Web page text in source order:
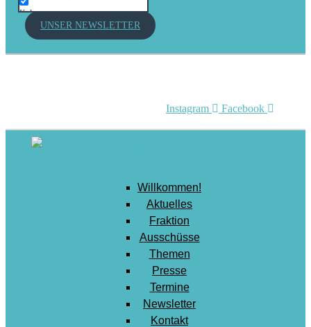
Kultur
Mobilität
Stadtentwicklung
Umwelt
UNSER NEWSLETTER
Instagram Facebook
Willkommen!
Aktuelles
Fraktion
Ausschüsse
Themen
Presse
Termine
Newsletter
Kontakt